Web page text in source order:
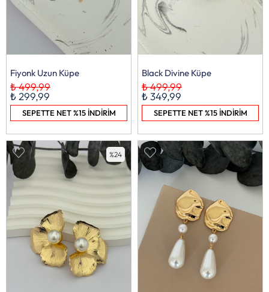
Fiyonk Uzun Küpe
₺ 299,99
₺ 499,99
SEPETTE NET %15 İNDİRİM
Black Divine Küpe
₺ 349,99
₺ 499,99
SEPETTE NET %15 İNDİRİM
%24 %50